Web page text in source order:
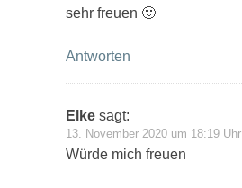
sehr freuen 🙂
Antworten
Elke sagt:
13. November 2020 um 18:19 Uhr
Würde mich freuen